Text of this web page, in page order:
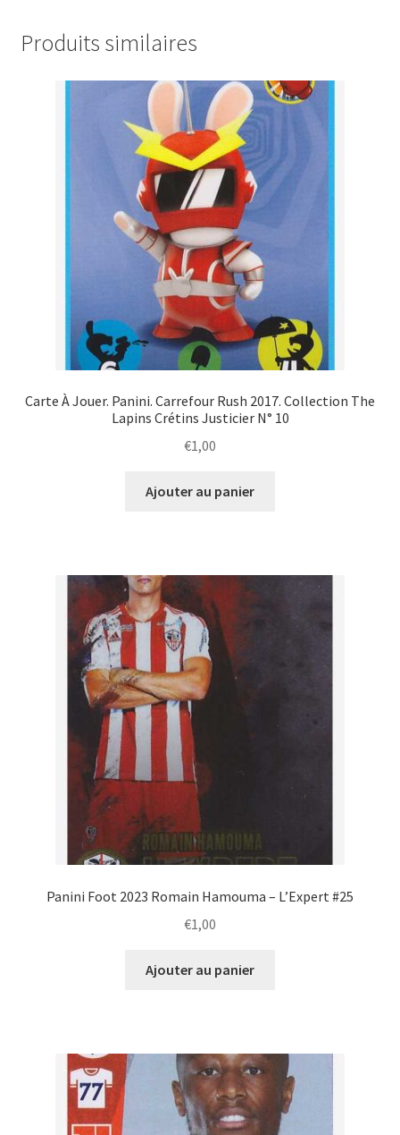
Produits similaires
Carte À Jouer. Panini. Carrefour Rush 2017. Collection The
Lapins Crétins Justicier N° 10
€1,00
Ajouter au panier
Panini Foot 2023 Romain Hamouma – L’Expert #25
€1,00
Ajouter au panier